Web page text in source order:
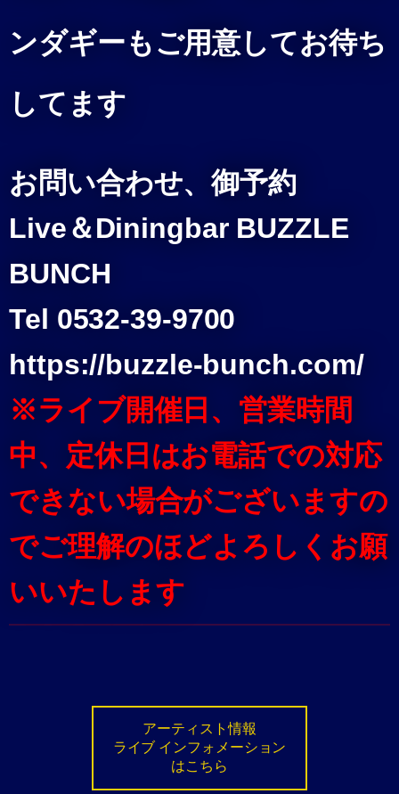
ンダギーもご用意してお待ち
してます
お問い合わせ、御予約
Live＆Diningbar BUZZLE
BUNCH
Tel 0532-39-9700
https://buzzle-bunch.com/
※ライブ開催日、営業時間
中、定休日はお電話での対応
できない場合がございますの
でご理解のほどよろしくお願
いいたします
アーティスト情報
ライブ インフォメーション
はこちら